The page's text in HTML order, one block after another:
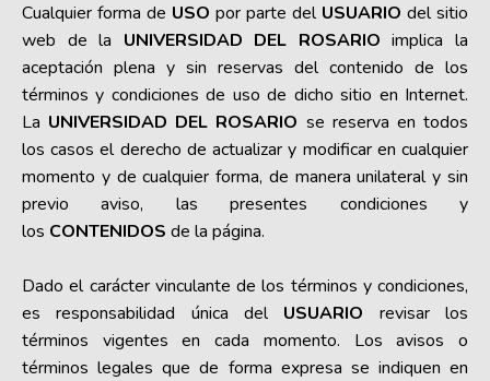
Cualquier forma de USO por parte del USUARIO del sitio
web de la UNIVERSIDAD DEL ROSARIO implica la
aceptación plena y sin reservas del contenido de los
términos y condiciones de uso de dicho sitio en Internet.
La UNIVERSIDAD DEL ROSARIO se reserva en todos
los casos el derecho de actualizar y modificar en cualquier
momento y de cualquier forma, de manera unilateral y sin
previo aviso, las presentes condiciones y
los CONTENIDOS de la página.
Dado el carácter vinculante de los términos y condiciones,
es responsabilidad única del USUARIO revisar los
términos vigentes en cada momento. Los avisos o
términos legales que de forma expresa se indiquen en